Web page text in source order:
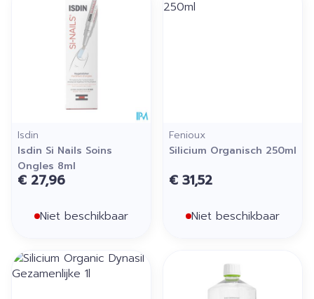
Isdin
Isdin Si Nails Soins
Ongles 8ml
€ 27,96
Niet beschikbaar
Fenioux
Silicium Organisch 250ml
€ 31,52
Niet beschikbaar